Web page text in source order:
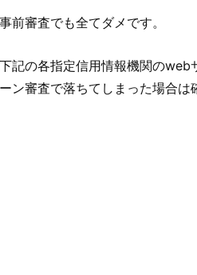
前審査でも全てダメです。
記の各指定信用情報機関のweb
ン審査で落ちてしまった場合は